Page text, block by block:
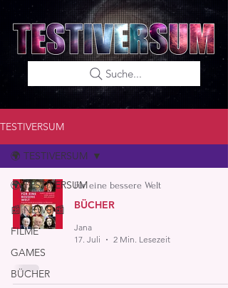
Suche...
TESTIVERSUM
🌍 TESTIVERSUM
📰 NEWS 📰
FILME
GAMES
BÜCHER
🌍 TESTIVERSUM
Für eine bessere Welt
BÜCHER
Jana
17. Juli
2 Min. Lesezeit